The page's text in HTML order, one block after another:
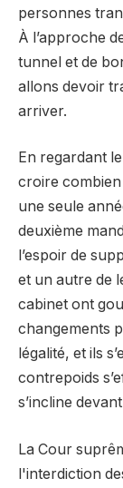
personnes
À l’approche
tunnel et de
allons devoir
arriver.
En regardant
croire
une seule
deuxième
l’espoir de
et un autre de
cabinet ont
changements
légalité, et ils
contrepoids
s’incline
La Cour
l'interdiction